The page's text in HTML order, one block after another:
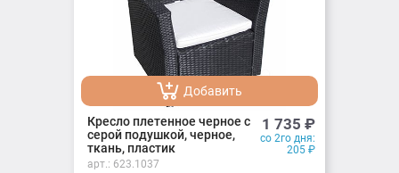
Добавить
Добавлено
Кресло плетенное черное с
серой подушкой, черное,
ткань, пластик
1 735 ₽
со 2го дня:
205 ₽
арт.: 623.1037